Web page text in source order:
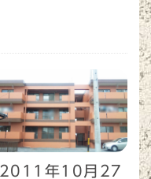
2011年10月27